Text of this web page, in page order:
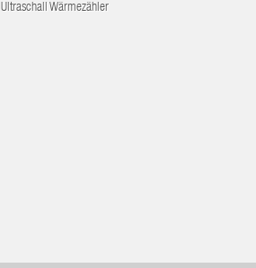
Ultraschall Wärmezähler